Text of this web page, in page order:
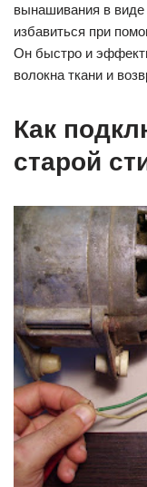
вынашивания в
избавиться при
Он быстро и
волокна ткани и
Как
старой